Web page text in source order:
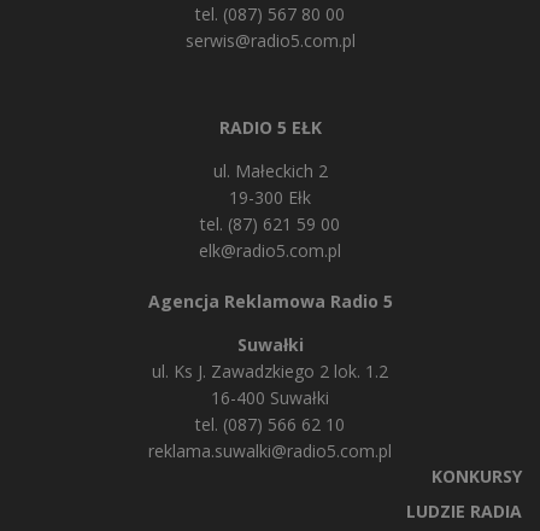
tel. (087) 567 80 00
serwis@radio5.com.pl
RADIO 5 EŁK
ul. Małeckich 2
19-300 Ełk
tel. (87) 621 59 00
elk@radio5.com.pl
Agencja Reklamowa Radio 5
Suwałki
ul. Ks J. Zawadzkiego 2 lok. 1.2
16-400 Suwałki
tel. (087) 566 62 10
reklama.suwalki@radio5.com.pl
KONKURSY
LUDZIE RADIA